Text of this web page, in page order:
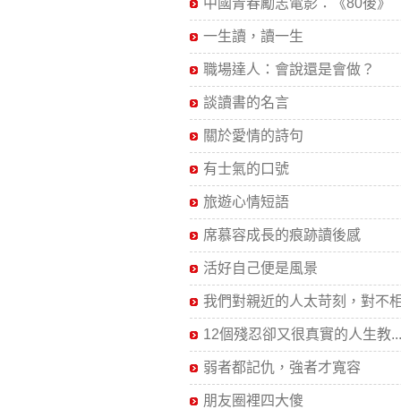
中國青春勵志電影：《80後》
一生讀，讀一生
職場達人：會說還是會做？
談讀書的名言
關於愛情的詩句
有士氣的口號
旅遊心情短語
席慕容成長的痕跡讀後感
活好自己便是風景
我們對親近的人太苛刻，對不
12個殘忍卻又很真實的人生教...
弱者都記仇，強者才寬容
朋友圈裡四大傻